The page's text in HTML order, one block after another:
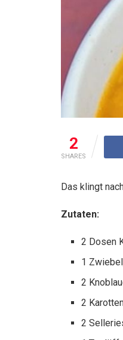
2
SHARES
Das klingt
Zutaten:
2 Dosen
1
2
2
2